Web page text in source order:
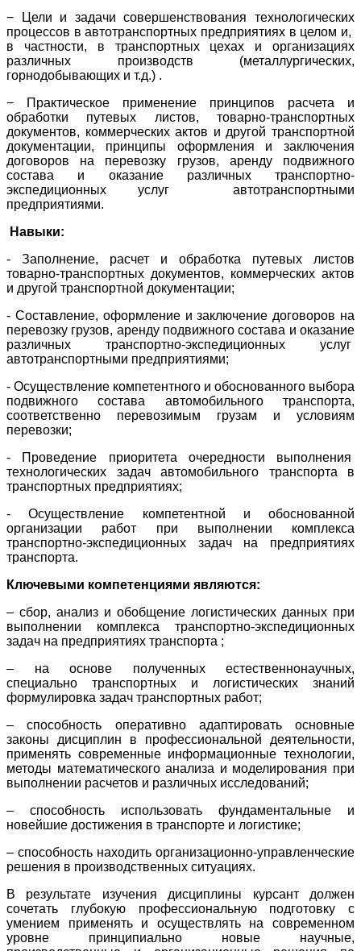
− Цели и задачи совершенствования технологических
процессов в автотранспортных предприятиях в целом и,
в частности, в транспортных цехах и организациях
различных производств (металлургических,
горнодобывающих и т.д.) .
− Практическое применение принципов расчета и
обработки путевых листов, товарно-транспортных
документов, коммерческих актов и другой транспортной
документации, принципы оформления и заключения
договоров на перевозку грузов, аренду подвижного
состава и оказание различных транспортно-
экспедиционных услуг автотранспортными
предприятиями.
Навыки:
- Заполнение, расчет и обработка путевых листов
товарно-транспортных документов, коммерческих актов
и другой транспортной документации;
- Составление, оформление и заключение договоров на
перевозку грузов, аренду подвижного состава и оказание
различных транспортно-экспедиционных услуг
автотранспортными предприятиями;
- Осуществление компетентного и обоснованного выбора
подвижного состава автомобильного транспорта,
соответственно перевозимым грузам и условиям
перевозки;
- Проведение приоритета очередности выполнения
технологических задач автомобильного транспорта в
транспортных предприятиях;
- Осуществление компетентной и обоснованной
организации работ при выполнении комплекса
транспортно-экспедиционных задач на предприятиях
транспорта.
Ключевыми компетенциями являются:
– сбор, анализ и обобщение логистических данных при
выполнении комплекса транспортно-экспедиционных
задач на предприятиях транспорта ;
– на основе полученных естественнонаучных,
специально транспортных и логистических знаний
формулировка задач транспортных работ;
– способность оперативно адаптировать основные
законы дисциплин в профессиональной деятельности,
применять современные информационные технологии,
методы математического анализа и моделирования при
выполнении расчетов и различных исследований;
– способность использовать фундаментальные и
новейшие достижения в транспорте и логистике;
– способность находить организационно-управленческие
решения в производственных ситуациях.
В результате изучения дисциплины курсант должен
сочетать глубокую профессиональную подготовку с
умением применять и осуществлять на современном
уровне принципиально новые научные,